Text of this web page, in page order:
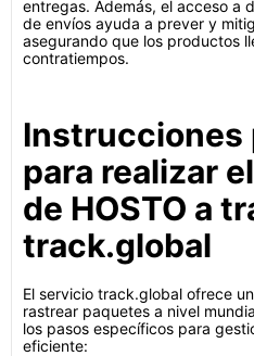
entregas. Además, el acceso a
de envíos ayuda a prever y
asegurando que los productos
contratiempos.
Instrucciones
para realizar
de HOSTO a
track.global
El servicio track.global ofrece
rastrear paquetes a nivel
los pasos específicos para
eficiente: